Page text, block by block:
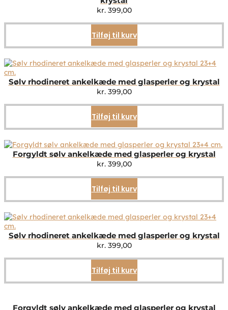
kr.399,00
Tilføj til kurv
Sølv rhodineret ankelkæde med glasperler og krystal
kr.399,00
Tilføj til kurv
Forgyldt sølv ankelkæde med glasperler og krystal
kr.399,00
Tilføj til kurv
Sølv rhodineret ankelkæde med glasperler og krystal
kr.399,00
Tilføj til kurv
Forgyldt sølv ankelkæde med glasperler og krystal